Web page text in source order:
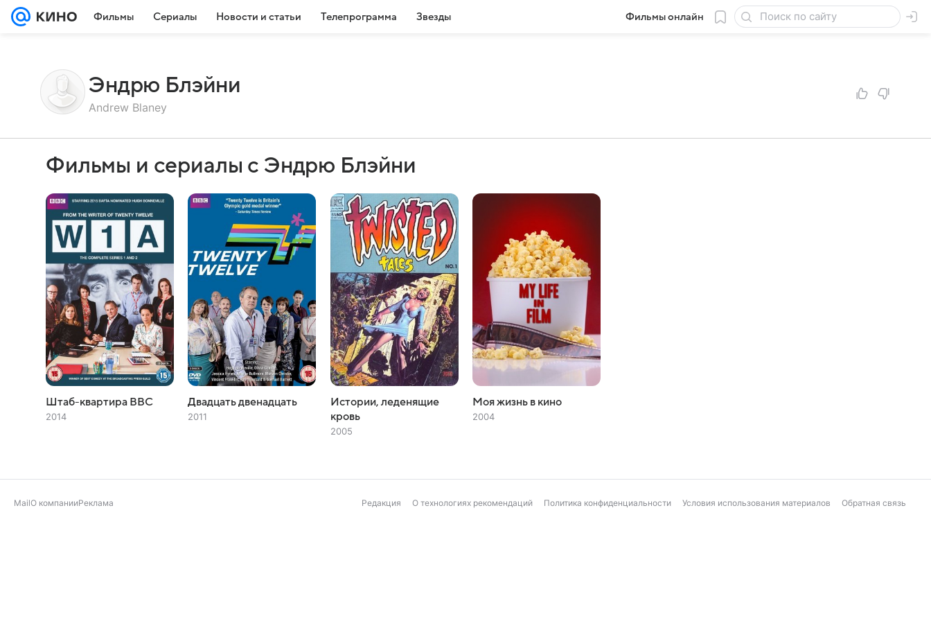
Фильмы Сериалы Новости и статьи Телепрограмма Звезды Фильмы онлайн
Эндрю Блэйни
Andrew Blaney
Фильмы и сериалы с Эндрю Блэйни
Штаб-квартира BBC
2014
Двадцать двенадцать
2011
Истории, леденящие
кровь
2005
Моя жизнь в кино
2004
MailО компанииРеклама Редакция О технологиях рекомендаций Политика конфиденциальности Условия использования материалов Обратная связь